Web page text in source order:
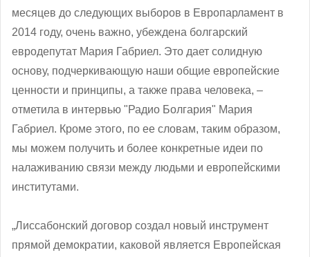
месяцев до следующих выборов в Европарламент в
2014 году, очень важно, убеждена болгарский
евродепутат Мария Габриел. Это дает солидную
основу, подчеркивающую наши общие европейские
ценности и принципы, а также права человека, –
отметила в интервью "Радио Болгария" Мария
Габриел. Кроме этого, по ее словам, таким образом,
мы можем получить и более конкретные идеи по
налаживанию связи между людьми и европейскими
институтами.
„Лиссабонский договор создал новый инструмент
прямой демократии, каковой является Европейская